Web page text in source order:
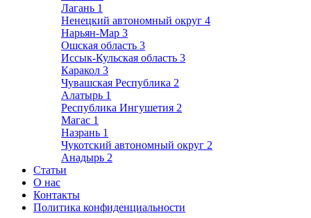
Лагань 1
Ненецкий автономный округ 4
Нарьян-Мар 3
Ошская область 3
Иссык-Кульская область 3
Каракол 3
Чувашская Республика 2
Алатырь 1
Республика Ингушетия 2
Магас 1
Назрань 1
Чукотский автономный округ 2
Анадырь 2
Статьи
О нас
Контакты
Политика конфиденциальности